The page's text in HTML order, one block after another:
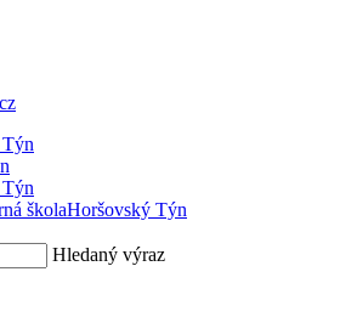
školaHoršovský Týn
Hledaný výraz